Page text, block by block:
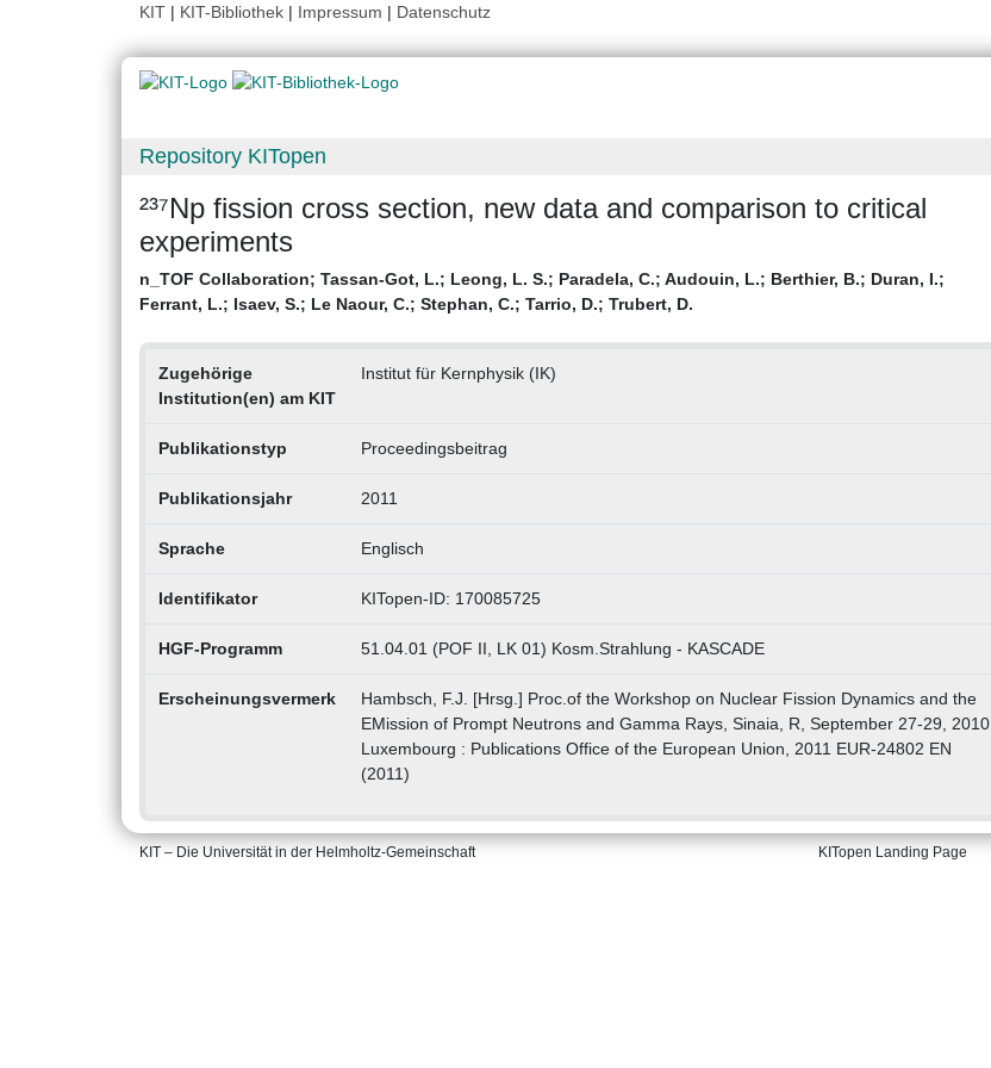
KIT | KIT-Bibliothek | Impressum | Datenschutz
Repository KITopen
²³⁷Np fission cross section, new data and comparison to critical
experiments
n_TOF Collaboration; Tassan-Got, L.; Leong, L. S.; Paradela, C.; Audouin, L.; Berthier, B.; Duran, I.;
Ferrant, L.; Isaev, S.; Le Naour, C.; Stephan, C.; Tarrio, D.; Trubert, D.
Zugehörige
Institution(en) am KIT
Institut für Kernphysik (IK)
Publikationstyp Proceedingsbeitrag
Publikationsjahr 2011
Sprache Englisch
Identifikator KITopen-ID: 170085725
HGF-Programm 51.04.01 (POF II, LK 01) Kosm.Strahlung - KASCADE
Erscheinungsvermerk
Hambsch, F.J. [Hrsg.] Proc.of the Workshop on Nuclear Fission Dynamics and the
EMission of Prompt Neutrons and Gamma Rays, Sinaia, R, September 27-29, 2010
Luxembourg : Publications Office of the European Union, 2011 EUR-24802 EN
(2011)
KIT – Die Universität in der Helmholtz-Gemeinschaft KITopen Landing Page